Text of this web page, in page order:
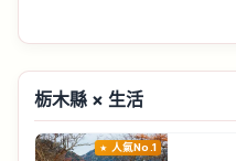
栃木縣 × 生活
人氣No.1